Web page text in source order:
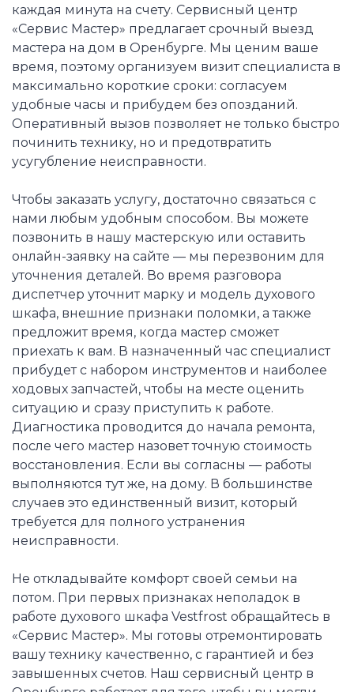
каждая минута на счету. Сервисный центр
«Сервис Мастер» предлагает срочный выезд
мастера на дом в Оренбурге. Мы ценим ваше
время, поэтому организуем визит специалиста в
максимально короткие сроки: согласуем
удобные часы и прибудем без опозданий.
Оперативный вызов позволяет не только быстро
починить технику, но и предотвратить
усугубление неисправности.
Чтобы заказать услугу, достаточно связаться с
нами любым удобным способом. Вы можете
позвонить в нашу мастерскую или оставить
онлайн-заявку на сайте — мы перезвоним для
уточнения деталей. Во время разговора
диспетчер уточнит марку и модель духового
шкафа, внешние признаки поломки, а также
предложит время, когда мастер сможет
приехать к вам. В назначенный час специалист
прибудет с набором инструментов и наиболее
ходовых запчастей, чтобы на месте оценить
ситуацию и сразу приступить к работе.
Диагностика проводится до начала ремонта,
после чего мастер назовет точную стоимость
восстановления. Если вы согласны — работы
выполняются тут же, на дому. В большинстве
случаев это единственный визит, который
требуется для полного устранения
неисправности.
Не откладывайте комфорт своей семьи на
потом. При первых признаках неполадок в
работе духового шкафа Vestfrost обращайтесь в
«Сервис Мастер». Мы готовы отремонтировать
вашу технику качественно, с гарантией и без
завышенных счетов. Наш сервисный центр в